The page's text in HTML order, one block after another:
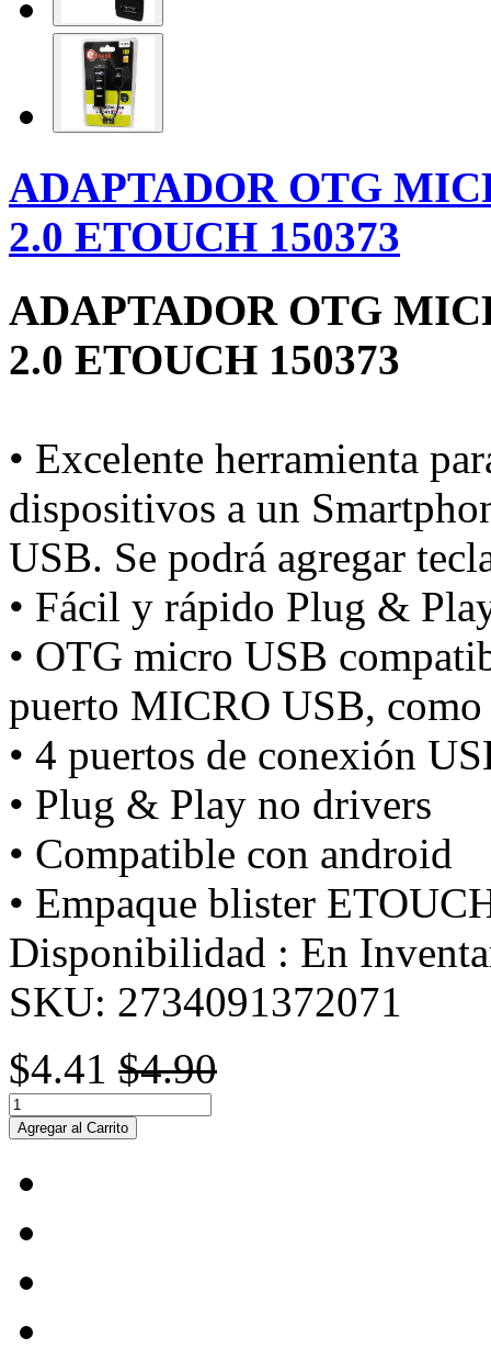
ADAPTADOR OTG
2.0 ETOUCH 150373
ADAPTADOR OTG
2.0 ETOUCH 150373
• Excelente herramienta
dispositivos a un
USB. Se podrá agregar
• Fácil y rápido Plug &
• OTG micro USB
puerto MICRO USB, como
• 4 puertos de conexión
• Plug & Play no drivers
• Compatible con android
• Empaque blister
Disponibilidad : En
SKU: 2734091372071
$4.41 $4.90
Agregar al Carrito